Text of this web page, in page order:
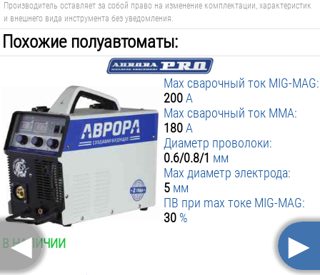
Производитель оставляет за собой право на изменение комплектации, характеристик
и внешнего вида инструмента без уведомления.
Похожие полуавтоматы:
Max сварочный ток MIG-MAG:
200А
Max сварочный ток MMA:
180А
Диаметр проволоки:
0.6/0.8/1 мм
Max диаметр электрода:
5 мм
ПВ при max токе MIG-MAG:
30 %
В НАЛИЧИИ
◄ ►